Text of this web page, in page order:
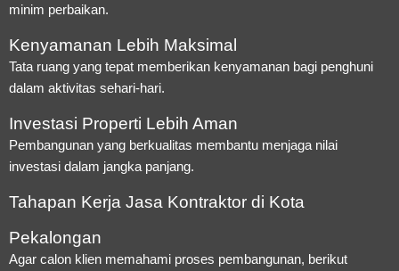
minim perbaikan.
Kenyamanan Lebih Maksimal
Tata ruang yang tepat memberikan kenyamanan bagi penghuni
dalam aktivitas sehari-hari.
Investasi Properti Lebih Aman
Pembangunan yang berkualitas membantu menjaga nilai
investasi dalam jangka panjang.
Tahapan Kerja Jasa Kontraktor di Kota
Pekalongan
Agar calon klien memahami proses pembangunan, berikut